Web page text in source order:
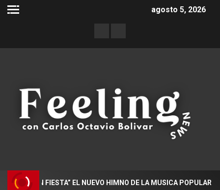
agosto 5, 2026
EN FIESTA” EL NUEVO HIMNO DE LA MUSICA POPULAR